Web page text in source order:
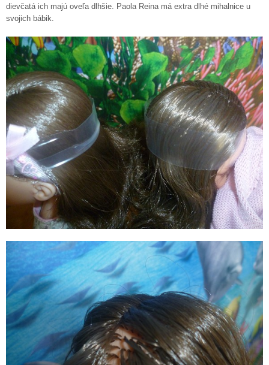
dievčatá ich majú oveľa dlhšie. Paola Reina má extra dlhé mihalnice u
svojich bábik.